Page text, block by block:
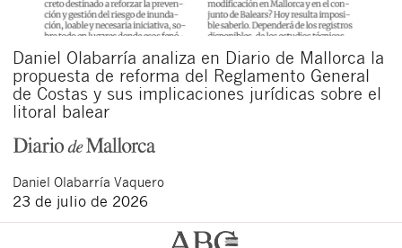
Daniel Olabarría analiza en Diario de Mallorca la
propuesta de reforma del Reglamento General
de Costas y sus implicaciones jurídicas sobre el
litoral balear
Daniel Olabarría Vaquero
23 de julio de 2026